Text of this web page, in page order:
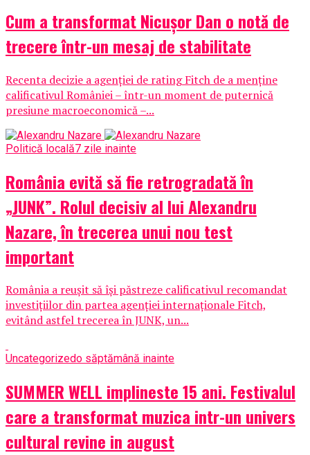
Cum a transformat Nicușor Dan o notă de
trecere într-un mesaj de stabilitate
Recenta decizie a agenției de rating Fitch de a menține
calificativul României – într-un moment de puternică
presiune macroeconomică –...
Politică locală7 zile inainte
România evită să fie retrogradată în
„JUNK”. Rolul decisiv al lui Alexandru
Nazare, în trecerea unui nou test
important
România a reușit să își păstreze calificativul recomandat
investițiilor din partea agenției internaționale Fitch,
evitând astfel trecerea în JUNK, un...
Uncategorizedo săptămână inainte
SUMMER WELL implineste 15 ani. Festivalul
care a transformat muzica intr-un univers
cultural revine in august